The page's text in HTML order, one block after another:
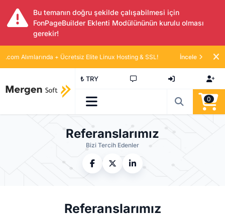
Bu temanın doğru şekilde çalışabilmesi için
FonPageBuilder Eklenti Modülününün kurulu olması
gerekir!
.com Alımlarında + Ücretsiz Elite Linux Hosting & SSL! İncele
₺ TRY
0
Referanslarımız
Bizi Tercih Edenler
Referanslarımız